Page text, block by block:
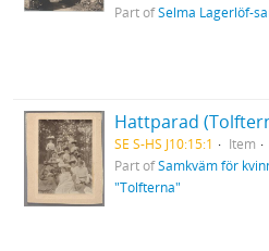
Part ofSelma Lagerlöf-
SE S-HS J10:15:1
Item
Part ofSamkväm för
"Tolfterna"